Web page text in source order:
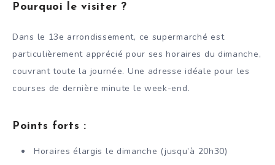
Pourquoi le visiter ?
Dans le 13e arrondissement, ce supermarché est
particulièrement apprécié pour ses horaires du dimanche,
couvrant toute la journée. Une adresse idéale pour les
courses de dernière minute le week-end.
Points forts :
Horaires élargis le dimanche (jusqu’à 20h30)